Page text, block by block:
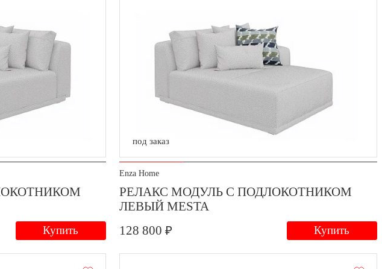
Купить
под заказ
Enza Home
РЕЛАКС МОДУЛЬ С ПОДЛОКОТНИКОМ
ЛЕВЫЙ MESTA
128 800 ₽
Купить